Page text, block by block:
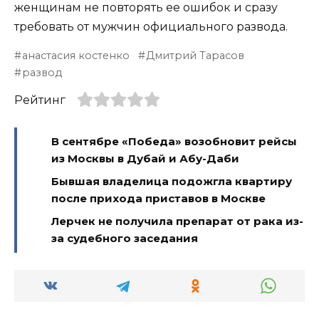
женщинам не повторять ее ошибок и сразу
требовать от мужчин официального развода.
анастасия костенко
Дмитрий Тарасов
развод
Рейтинг
В сентябре «Победа» возобновит рейсы
из Москвы в Дубай и Абу-Даби
Бывшая владелица подожгла квартиру
после прихода приставов в Москве
Лерчек не получила препарат от рака из-
за судебного заседания